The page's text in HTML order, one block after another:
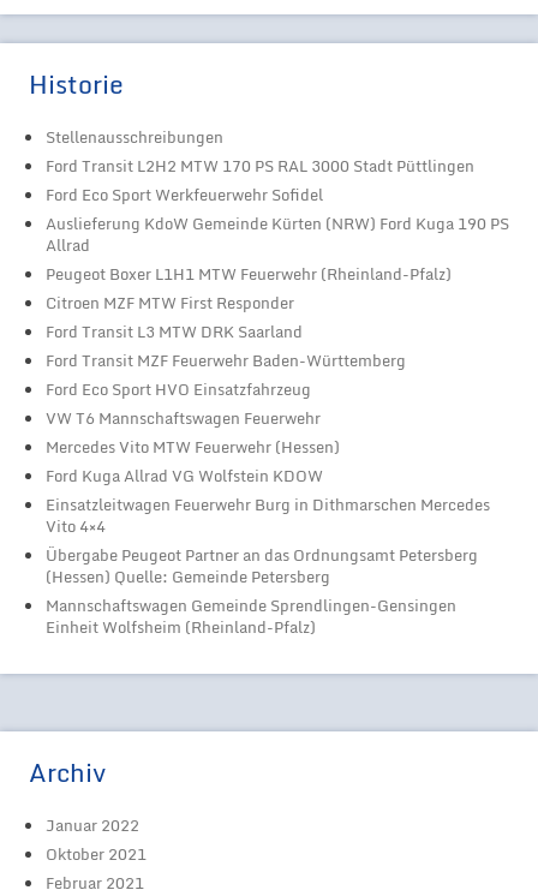
Historie
Stellenausschreibungen
Ford Transit L2H2 MTW 170 PS RAL 3000 Stadt Püttlingen
Ford Eco Sport Werkfeuerwehr Sofidel
Auslieferung KdoW Gemeinde Kürten (NRW) Ford Kuga 190 PS
Allrad
Peugeot Boxer L1H1 MTW Feuerwehr (Rheinland-Pfalz)
Citroen MZF MTW First Responder
Ford Transit L3 MTW DRK Saarland
Ford Transit MZF Feuerwehr Baden-Württemberg
Ford Eco Sport HVO Einsatzfahrzeug
VW T6 Mannschaftswagen Feuerwehr
Mercedes Vito MTW Feuerwehr (Hessen)
Ford Kuga Allrad VG Wolfstein KDOW
Einsatzleitwagen Feuerwehr Burg in Dithmarschen Mercedes
Vito 4×4
Übergabe Peugeot Partner an das Ordnungsamt Petersberg
(Hessen) Quelle: Gemeinde Petersberg
Mannschaftswagen Gemeinde Sprendlingen-Gensingen
Einheit Wolfsheim (Rheinland-Pfalz)
Archiv
Januar 2022
Oktober 2021
Februar 2021